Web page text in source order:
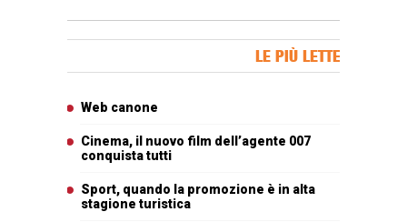
LE PIÙ LETTE
Web canone
Cinema, il nuovo film dell’agente 007
conquista tutti
Sport, quando la promozione è in alta
stagione turistica